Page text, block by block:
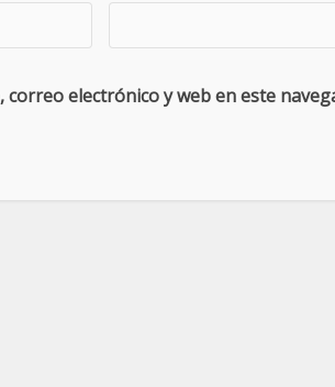
correo electrónico y web en este